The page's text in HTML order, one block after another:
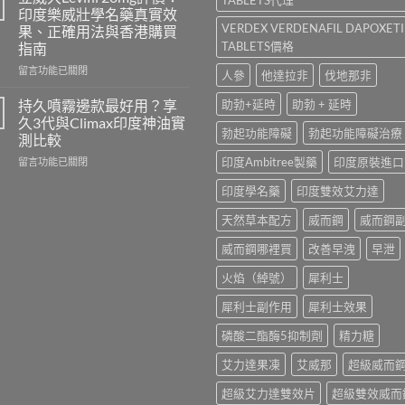
100、
Kamagra
與
Kamagra
Oral
全
面
比
較〉
中
香
港
哪
裡
買？
利
士
學
名
藥
印度樂威壯學名藥真實效
果、正確用法與香港購買
指南
在
威
大
Levifil
20mg
評
留言功能已關閉
持久噴霧邊款最好用？享
久3代與Climax印度神油實
測比較
在
留言功能已關閉
VERDEX VERDENAFIL
TABLETS價格
人參
他達拉非
伐地那非
助勃+延時
助勃 + 延時
勃起功能障礙
勃起功能障礙治療
印度Ambitree製藥
印度原裝進口
印度學名藥
印度雙效艾力達
天然草本配方
威而鋼
威而鋼
威而鋼哪裡買
改善早洩
早泄
火焰（綽號）
犀利士
犀利士副作用
犀利士效果
磷酸二酯酶5抑制劑
精力糖
艾力達果凍
艾威那
超級威而鋼
超級艾力達雙效片
超級雙效威而